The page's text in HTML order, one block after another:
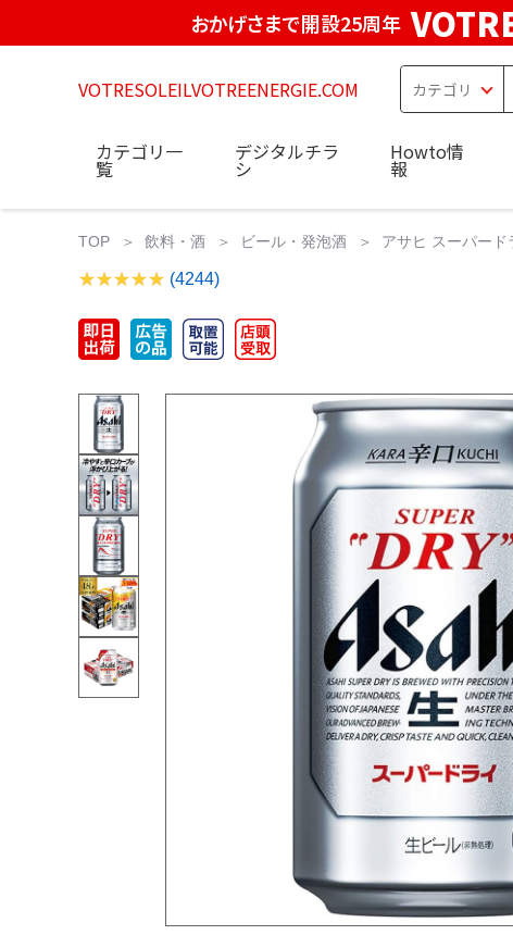
おかげさまで開設25周年
VOTRESOLEILVOTREENERGIE.COM
カテゴリ一
覧
デジタルチラ
シ
Howto情
報
TOP 飲料・酒 ビール・発泡酒 アサヒ スーパー
(4244)